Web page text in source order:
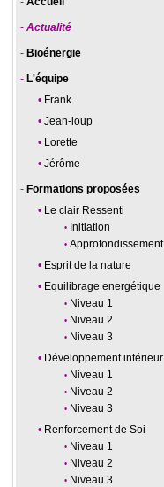
Actualité
Bioénergie
L'équipe
Frank
Jean-loup
Lorette
Jérôme
Formations proposées
Le clair Ressenti
Initiation
Approfondissement
Esprit de la nature
Equilibrage energétique
Niveau 1
Niveau 2
Niveau 3
Développement intérieur
Niveau 1
Niveau 2
Niveau 3
Renforcement de Soi
Niveau 1
Niveau 2
Niveau 3